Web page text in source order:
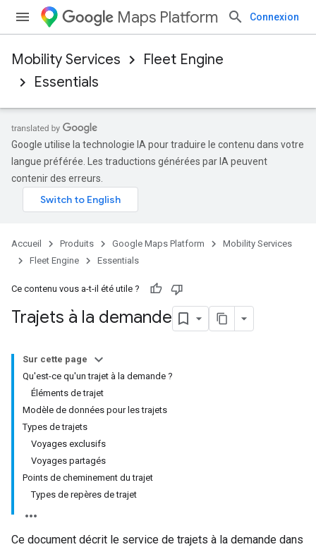
Maps Platform Connexion
Mobility Services
Fleet Engine
Essentials
Google utilise la technologie IA pour traduire le contenu dans votre
langue préférée. Les traductions générées par IA peuvent
contenir des erreurs.
Accueil Produits Google Maps Platform
Mobility Services
Fleet Engine
Essentials
Ce contenu vous a-t-il été utile ?
Trajets à la demande
Sur cette page
Qu'est-ce qu'un trajet à la demande ?
Éléments de trajet
Modèle de données pour les trajets
Types de trajets
Voyages exclusifs
Voyages partagés
Points de cheminement du trajet
Types de repères de trajet
Ce document décrit le service de trajets à la demande dans